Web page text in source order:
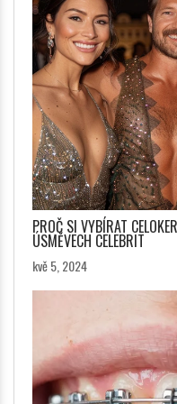
PROČ SI VYBÍRAT
ÚSMĚVECH CELEBRIT
kvě 5, 2024